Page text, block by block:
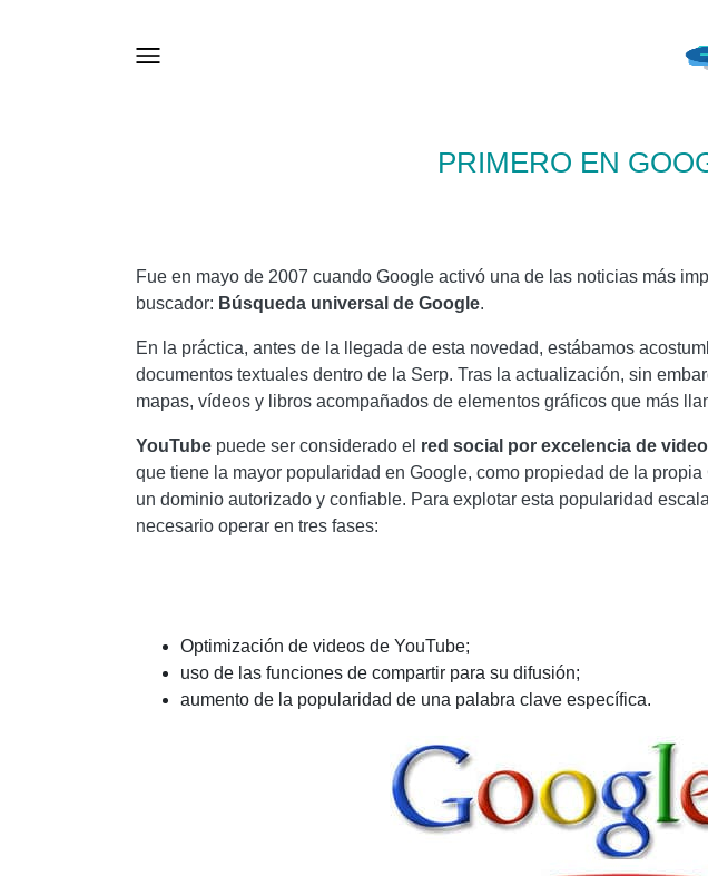
PRIMERO EN
Fue en mayo de 2007 cuando Google activó una de las noticias más
buscador: Búsqueda universal de Google.
En la práctica, antes de la llegada de esta novedad, estábamos
documentos textuales dentro de la Serp. Tras la actualización, sin
mapas, vídeos y libros acompañados de elementos gráficos que más
YouTube puede ser considerado el red social por excelencia de
que tiene la mayor popularidad en Google, como propiedad de la
un dominio autorizado y confiable. Para explotar esta popularidad
necesario operar en tres fases:
Optimización de videos de YouTube;
uso de las funciones de compartir para su difusión;
aumento de la popularidad de una palabra clave específica.